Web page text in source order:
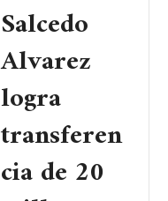
Salcedo
Alvarez
logra
transferen
cia de 20